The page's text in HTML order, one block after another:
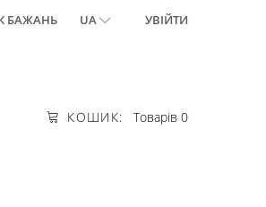
БАЖАНЬ UA УВІЙТИ
КОШИК: Товарів 0